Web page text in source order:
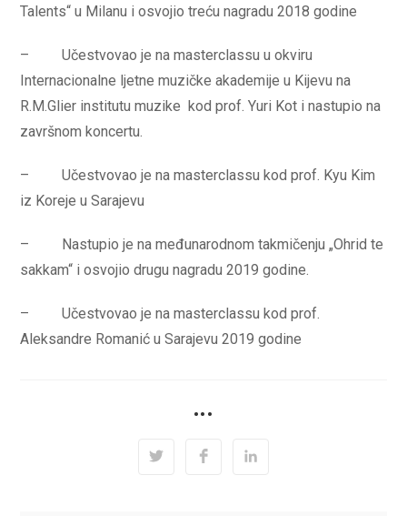
Talents“ u Milanu i osvojio treću nagradu 2018 godine
– Učestvovao je na masterclassu u okviru
Internacionalne ljetne muzičke akademije u Kijevu na
R.M.Glier institutu muzike kod prof. Yuri Kot i nastupio na
završnom koncertu.
– Učestvovao je na masterclassu kod prof. Kyu Kim
iz Koreje u Sarajevu
– Nastupio je na međunarodnom takmičenju „Ohrid te
sakkam“ i osvojio drugu nagradu 2019 godine.
– Učestvovao je na masterclassu kod prof.
Aleksandre Romanić u Sarajevu 2019 godine
•••
Opens
Opens
Opens